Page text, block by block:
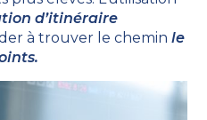
d’itinéraire
à trouver le cheminle